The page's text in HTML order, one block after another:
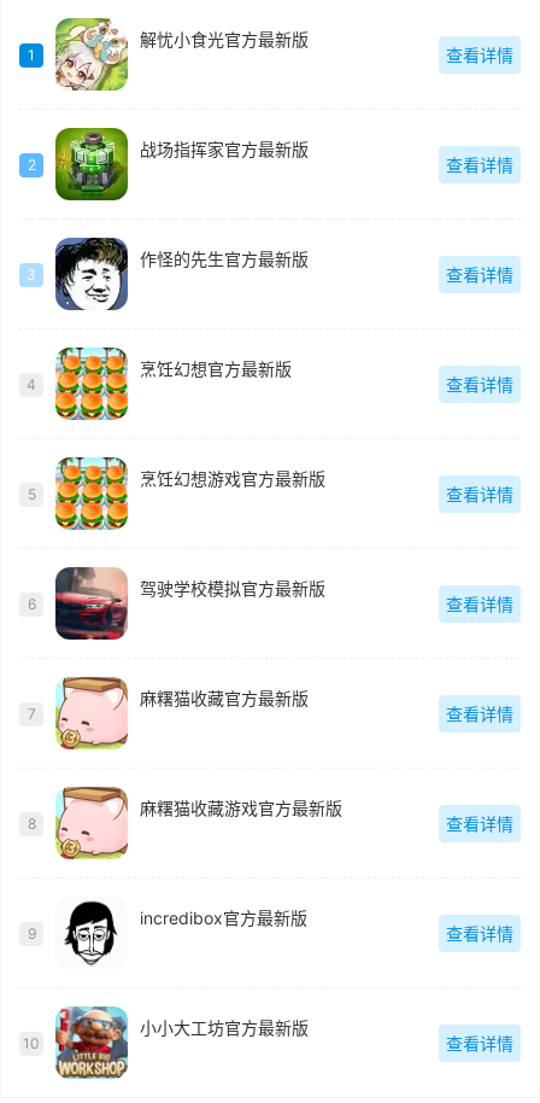
1
解忧小食光官方最新版
查看详情
2
战场指挥家官方最新版
查看详情
3
作怪的先生官方最新版
查看详情
4
烹饪幻想官方最新版
查看详情
5
烹饪幻想游戏官方最新版
查看详情
6
驾驶学校模拟官方最新版
查看详情
7
麻糬猫收藏官方最新版
查看详情
8
麻糬猫收藏游戏官方最新版
查看详情
9
incredibox官方最新版
查看详情
10
小小大工坊官方最新版
查看详情